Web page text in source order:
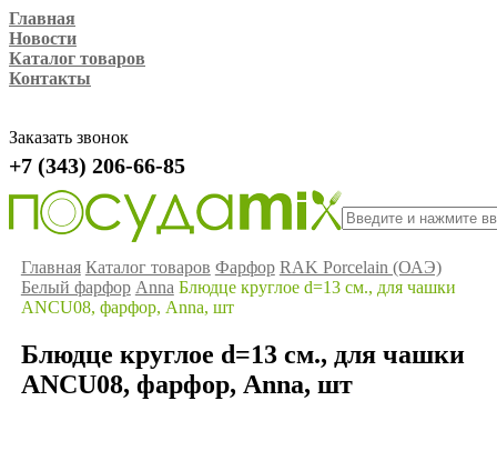
Главная
Новости
Каталог товаров
Контакты
Заказать звонок
+7 (343) 206-66-85
Главная Каталог товаров Фарфор RAK Porcelain (ОАЭ)
Белый фарфор Anna Блюдце круглое d=13 см., для чашки
ANCU08, фарфор, Anna, шт
Блюдце круглое d=13 см., для чашки
ANCU08, фарфор, Anna, шт